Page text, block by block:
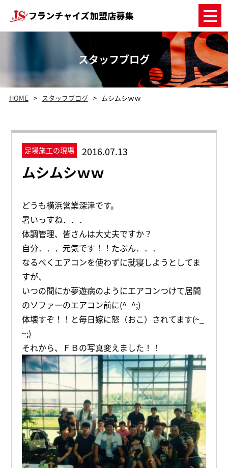
スタッフブログ
HOME スタッフブログ ムシムシｗｗ
足場施工の現場 2016.07.13
ムシムシｗｗ
どうも横浜営業深津です。
暑いっすね．．．
体調管理、皆さんは大丈夫ですか？
自分．．．元気です！！たぶん．．．
なるべくエアコンを使わずに就寝しようとしてま
すが、
いつの間にか夢遊病のようにエアコンつけて居間
のソファーのエアコン前に(^_^;)
体壊すぞ！！と毎日嫁に怒（おこ）されてます(~_
~;)
それから、ＦＢの写真変えました！！